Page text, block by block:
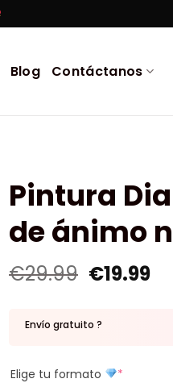
Blog Contáctanos
Pintura
de ánimo
€29.99 €19.99
Envío gratuito ?
Elige tu formato *